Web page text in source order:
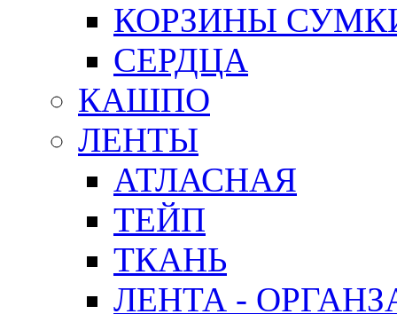
КОРЗИНЫ
СЕРДЦА
КАШПО
ЛЕНТЫ
АТЛАСНАЯ
ТЕЙП
ТКАНЬ
ЛЕНТА -